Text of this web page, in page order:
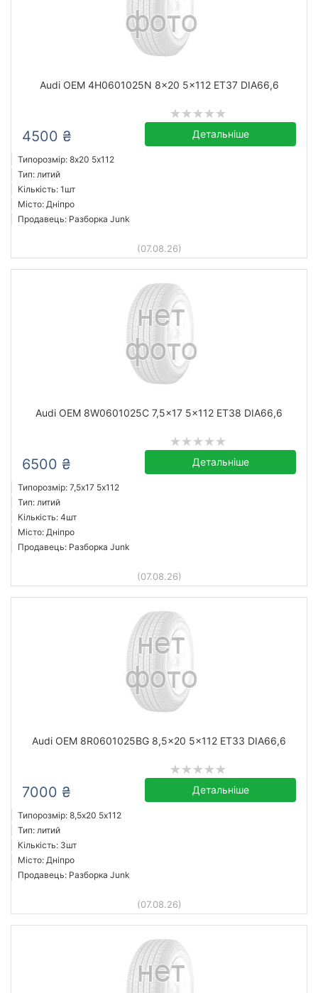
Audi OEM 4H0601025N 8x20 5x112 ET37 DIA66,6
4500 ₴ Детальніше
Типорозмір: 8x20 5х112
Тип: литий
Кількість: 1шт
Місто: Дніпро
Продавець: Разборка Junk
(07.08.26)
Audi OEM 8W0601025C 7,5x17 5x112 ET38 DIA66,6
6500 ₴ Детальніше
Типорозмір: 7,5x17 5х112
Тип: литий
Кількість: 4шт
Місто: Дніпро
Продавець: Разборка Junk
(07.08.26)
Audi OEM 8R0601025BG 8,5x20 5x112 ET33 DIA66,6
7000 ₴ Детальніше
Типорозмір: 8,5x20 5х112
Тип: литий
Кількість: 3шт
Місто: Дніпро
Продавець: Разборка Junk
(07.08.26)